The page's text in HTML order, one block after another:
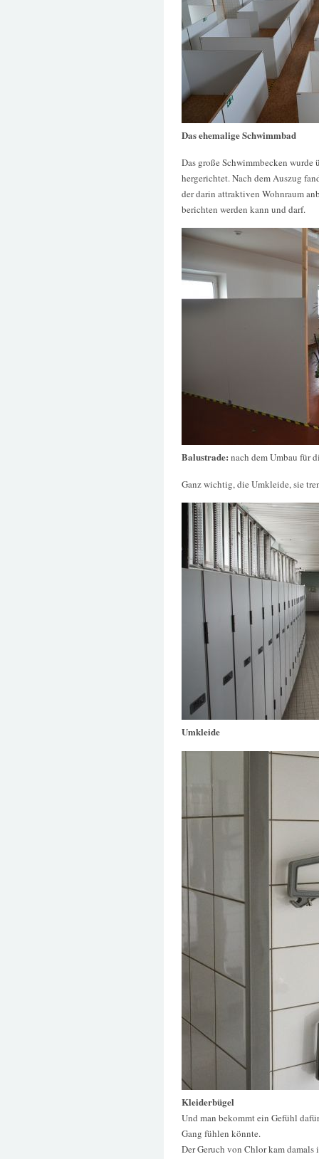
Das ehemalige Schwimmbad
Das große Schwimmbecken
hergerichtet. Nach dem Auszug
der darin attraktiven Wohnraum
berichten werden kann und darf.
Balustrade: nach dem Umbau für
Ganz wichtig, die Umkleide, sie
Umkleide
Kleiderbügel
Und man bekommt ein Gefühl
Gang fühlen könnte.
Der Geruch von Chlor kam damals